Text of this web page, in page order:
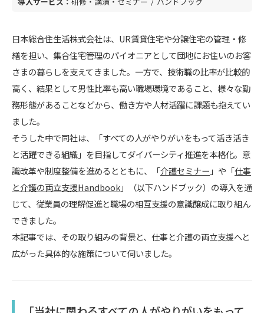
日本総合住生活株式会社は、UR賃貸住宅や分譲住宅の管理・修
繕を担い、集合住宅管理のパイオニアとして団地にお住いのお客
さまの暮らしを支えてきました。一方で、技術職の比率が比較的
高く、結果として男性比率も高い職場環境であること、様々な勤
務形態があることなどから、働き方や人材活躍に課題も抱えてい
ました。
そうした中で同社は、「すべての人がやりがいをもって活き活き
と活躍できる組織」を目指してダイバーシティ推進を本格化。意
識改革や制度整備を進めるとともに、「介護セミナー 」や「仕事
と介護の両立支援Handbook」（以下ハンドブック）の導入を通
じて、従業員の理解促進と職場の相互支援の意識醸成に取り組ん
できました。
本記事では、その取り組みの背景と、仕事と介護の両立支援へと
広がった具体的な施策について伺いました。